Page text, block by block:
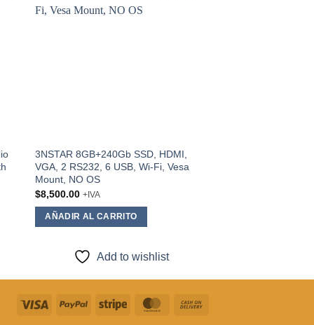
3NSTAR 8GB+240Gb SSD, HDMI,
VGA, 2 RS232, 6 USB, Wi-Fi, Vesa
Mount, NO OS
$8,500.00 +IVA
AÑADIR AL CARRITO
Add to wishlist
Visa PayPal Stripe MasterCard